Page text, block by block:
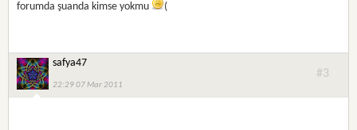
forumda şuanda kimse yokmu (
safya47
22:29 07 Mar 2011
#3